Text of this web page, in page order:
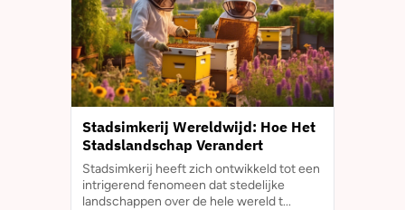
Stadsimkerij Wereldwijd: Hoe Het
Stadslandschap Verandert
Stadsimkerij heeft zich ontwikkeld tot een
intrigerend fenomeen dat stedelijke
landschappen over de hele wereld t...